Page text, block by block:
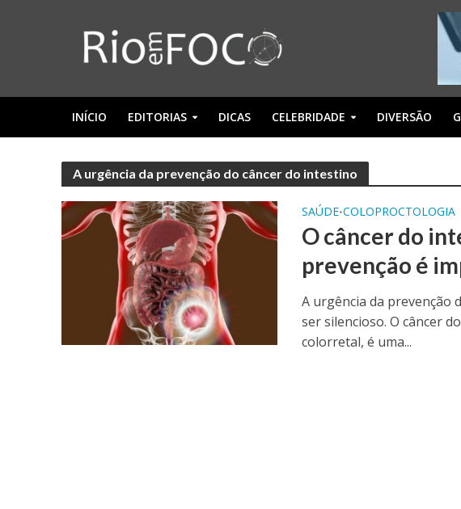
INÍCIO EDITORIAS DICAS CELEBRIDADE DIVERSÃO
A urgência da prevenção do câncer do intestino
SAÚDE•COLOPROCTOLOGIA
O câncer do
prevenção é
A urgência da prevenção
ser silencioso. O câncer
colorretal, é uma...